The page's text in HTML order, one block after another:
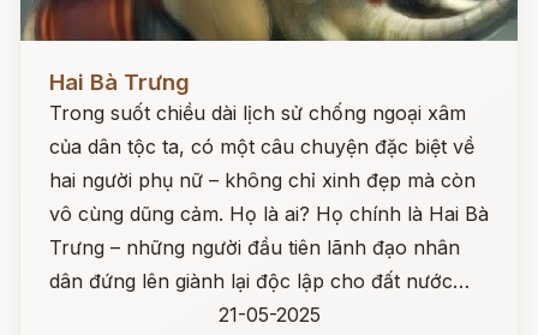
Hai Bà Trưng
Trong suốt chiều dài lịch sử chống ngoại xâm
của dân tộc ta, có một câu chuyện đặc biệt về
hai người phụ nữ – không chỉ xinh đẹp mà còn
vô cùng dũng cảm. Họ là ai? Họ chính là Hai Bà
Trưng – những người đầu tiên lãnh đạo nhân
dân đứng lên giành lại độc lập cho đất nước…
21-05-2025